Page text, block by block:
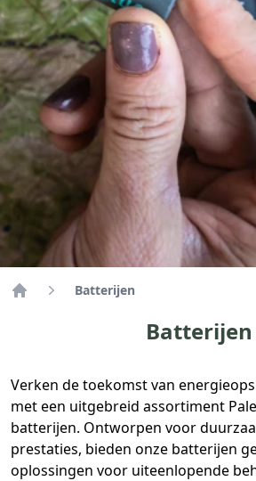
Batterijen
Batterijen
Verken de toekomst van
met een uitgebreid assortiment
batterijen. Ontworpen voor
prestaties, bieden onze batterijen
oplossingen voor uiteenlopende